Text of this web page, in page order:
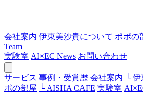
会社案内 伊東美沙貴について ポポの
Team
実験室 AI×EC News お問い合わせ
サービス 事例・受賞歴 会社案内 └
ポの部屋 └ AISHA CAFE 実験室